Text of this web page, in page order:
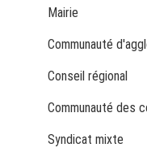
Mairie
Communauté
Conseil régional
Communauté des
Syndicat mixte